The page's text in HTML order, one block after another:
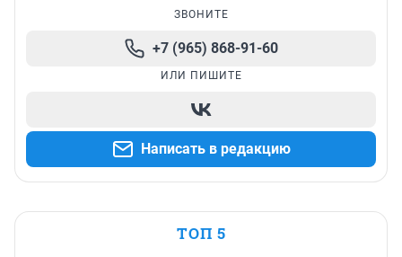
ЗВОНИТЕ
+7 (965) 868-91-60
ИЛИ ПИШИТЕ
Написать в редакцию
ТОП 5